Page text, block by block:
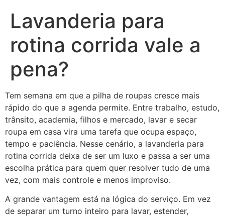
Lavanderia para
rotina corrida vale a
pena?
Tem semana em que a pilha de roupas cresce mais
rápido do que a agenda permite. Entre trabalho, estudo,
trânsito, academia, filhos e mercado, lavar e secar
roupa em casa vira uma tarefa que ocupa espaço,
tempo e paciência. Nesse cenário, a lavanderia para
rotina corrida deixa de ser um luxo e passa a ser uma
escolha prática para quem quer resolver tudo de uma
vez, com mais controle e menos improviso.
A grande vantagem está na lógica do serviço. Em vez
de separar um turno inteiro para lavar, estender,